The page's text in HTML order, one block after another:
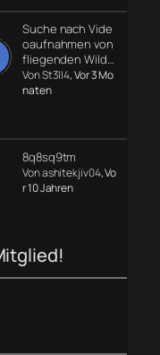
Suche nach Vide
oaufnahmen von
fliegenden Wild…
Von St3ll4, Vor 3 Mo
naten
8q8sq9tm
Von ashitekjiv04, Vo
r 10 Jahren